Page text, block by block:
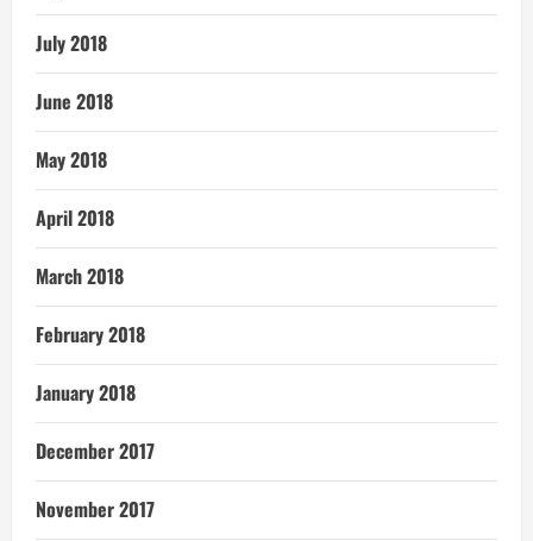
July 2018
June 2018
May 2018
April 2018
March 2018
February 2018
January 2018
December 2017
November 2017